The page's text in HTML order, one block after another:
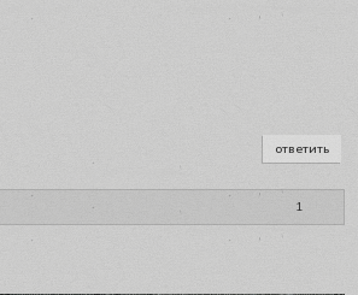
ответить
1